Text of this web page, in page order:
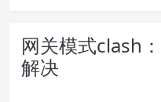
网关模式clash
解决